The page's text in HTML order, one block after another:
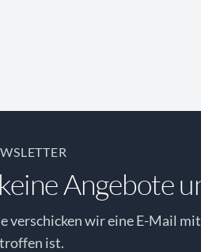
Angebote
verschicken wir eine E-Mail
ist.